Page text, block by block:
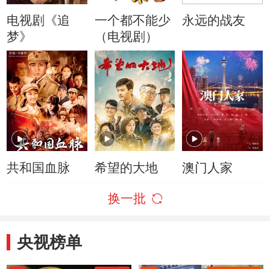
电视剧《追
梦》
一个都不能少
（电视剧）
永远的战友
共和国血脉 希望的大地 澳门人家
换一批
央视榜单